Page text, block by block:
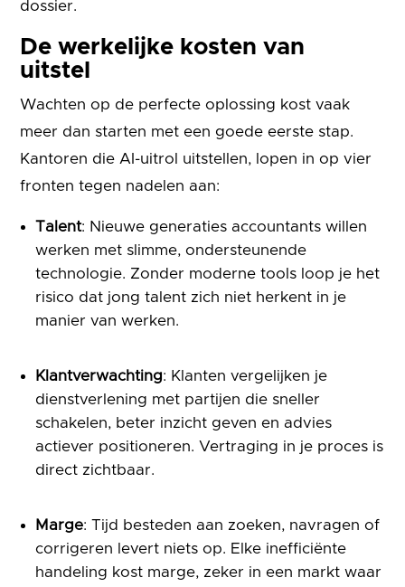
dossier.
De werkelijke kosten van
uitstel
Wachten op de perfecte oplossing kost vaak
meer dan starten met een goede eerste stap.
Kantoren die AI-uitrol uitstellen, lopen in op vier
fronten tegen nadelen aan:
Talent: Nieuwe generaties accountants willen
werken met slimme, ondersteunende
technologie. Zonder moderne tools loop je het
risico dat jong talent zich niet herkent in je
manier van werken.
Klantverwachting: Klanten vergelijken je
dienstverlening met partijen die sneller
schakelen, beter inzicht geven en advies
actiever positioneren. Vertraging in je proces is
direct zichtbaar.
Marge: Tijd besteden aan zoeken, navragen of
corrigeren levert niets op. Elke inefficiënte
handeling kost marge, zeker in een markt waar